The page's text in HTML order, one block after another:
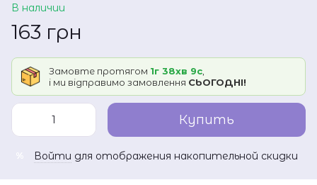
В наличии
163 грн
Замовте протягом 1г 38хв 9с
і ми відправимо замовлення СЬОГОДНІ!
Купить
Войти для отображения накопительной скидки